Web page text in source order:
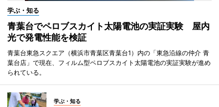
学ぶ・知る
青葉台でペロブスカイト太陽電池の実証実験 屋内
光で発電性能を検証
青葉台東急スクエア（横浜市青葉区青葉台1）内の「東急沿線の仲介 青
葉台店」で現在、フィルム型ペロブスカイト太陽電池の実証実験が進め
られている。
学ぶ・知る